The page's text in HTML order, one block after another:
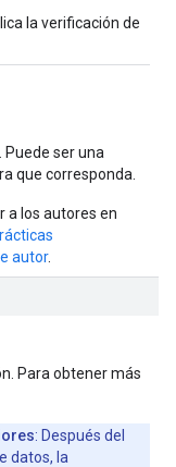
la verificación de
Puede ser una
que corresponda.
a los autores en
autor.
Para obtener más
: Después del
datos, la